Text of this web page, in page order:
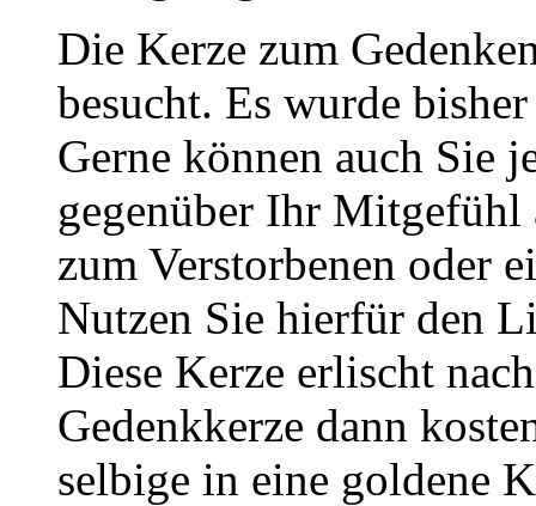
Die Kerze zum
besucht. Es wurde
Gerne können auch Sie
gegenüber Ihr Mitgefühl
zum Verstorbenen oder
Nutzen Sie hierfür den
Diese Kerze erlischt
Gedenkkerze dann
selbige in eine goldene